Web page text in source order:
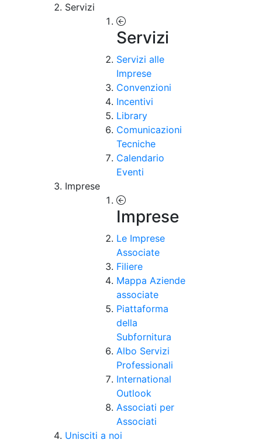
Servizi
Servizi
Servizi alle
Imprese
Convenzioni
Incentivi
Library
Comunicazioni
Tecniche
Calendario
Eventi
Imprese
Imprese
Le Imprese
Associate
Filiere
Mappa Aziende
associate
Piattaforma
della
Subfornitura
Albo Servizi
Professionali
International
Outlook
Associati per
Associati
Unisciti a noi